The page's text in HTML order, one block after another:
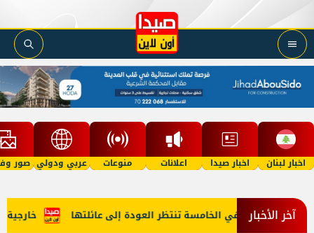
اخبار لبنان اخبار صيدا اعلانات منوعات عربي ودولي صور
آخر الأخبار خارجية طفلة في الخامسة تنتظر العودة إلى عائلتها